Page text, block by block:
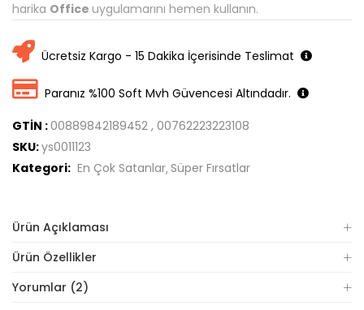
harika Office uygulamarını hemen kullanın.
Ücretsiz Kargo - 15 Dakika İçerisinde Teslimat
Paranız %100 Soft Mvh Güvencesi Altındadır.
GTİN :00889842189452 , 00762223223108
SKU:ys0011123
Kategori: En Çok Satanlar Süper Fırsatlar
Ürün Açıklaması
Ürün Özellikler
Yorumlar (2)